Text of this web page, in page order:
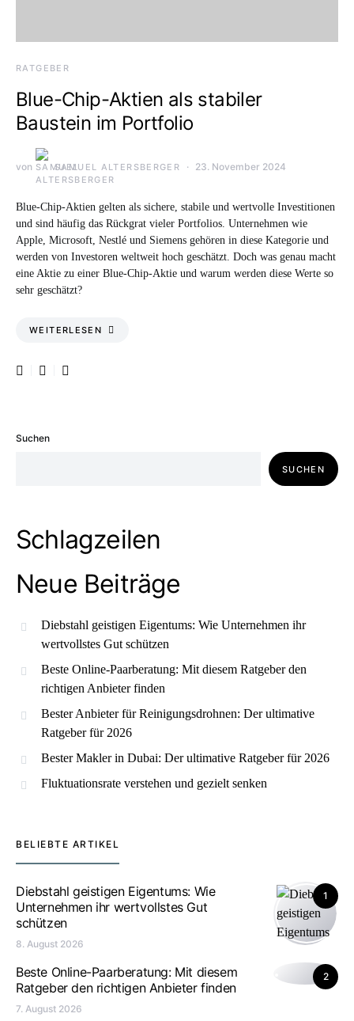
RATGEBER
Blue-Chip-Aktien als stabiler
Baustein im Portfolio
von SAMUEL ALTERSBERGER 23. November 2024
Blue-Chip-Aktien gelten als sichere, stabile und wertvolle Investitionen
und sind häufig das Rückgrat vieler Portfolios. Unternehmen wie
Apple, Microsoft, Nestlé und Siemens gehören in diese Kategorie und
werden von Investoren weltweit hoch geschätzt. Doch was genau macht
eine Aktie zu einer Blue-Chip-Aktie und warum werden diese Werte so
sehr geschätzt?
WEITERLESEN
Suchen
SUCHEN
Schlagzeilen
Neue Beiträge
Diebstahl geistigen Eigentums: Wie Unternehmen ihr
wertvollstes Gut schützen
Beste Online-Paarberatung: Mit diesem Ratgeber den
richtigen Anbieter finden
Bester Anbieter für Reinigungsdrohnen: Der ultimative
Ratgeber für 2026
Bester Makler in Dubai: Der ultimative Ratgeber für 2026
Fluktuationsrate verstehen und gezielt senken
BELIEBTE ARTIKEL
1
Diebstahl geistigen Eigentums: Wie
Unternehmen ihr wertvollstes Gut
schützen
8. August 2026
2
Beste Online-Paarberatung: Mit diesem
Ratgeber den richtigen Anbieter finden
7. August 2026